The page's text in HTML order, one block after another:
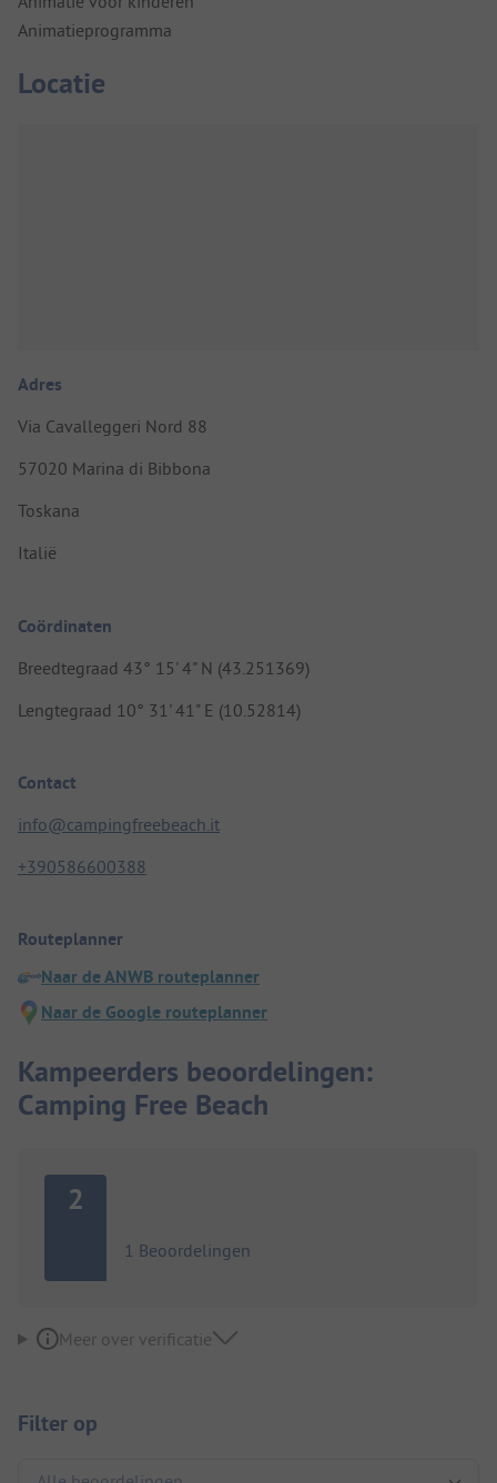
Animatieprogramma
Locatie
Adres
Via Cavalleggeri Nord 88
57020 Marina di Bibbona
Toskana
Italië
Coördinaten
Breedtegraad 43° 15' 4" N (43.251369)
Lengtegraad 10° 31' 41" E (10.52814)
Contact
info@campingfreebeach.it
+390586600388
Routeplanner
Naar de ANWB routeplanner
Naar de Google routeplanner
Kampeerders beoordelingen:
Camping Free Beach
2
1 Beoordelingen
Meer over verificatie
Filter op